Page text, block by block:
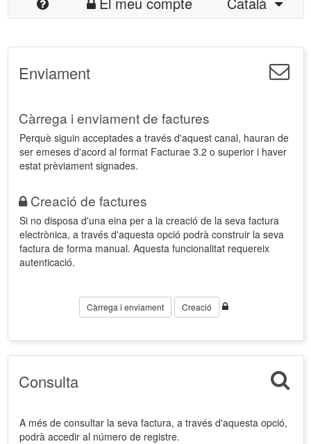
Enviament
Càrrega i enviament de factures
Perquè siguin acceptades a través d'aquest canal, hauran de
ser emeses d'acord al format Facturae 3.2 o superior i haver
estat prèviament signades.
Creació de factures
Si no disposa d'una eina per a la creació de la seva factura
electrònica, a través d'aquesta opció podrà construir la seva
factura de forma manual. Aquesta funcionalitat requereix
autenticació.
Càrrega i enviament Creació
Consulta
A més de consultar la seva factura, a través d'aquesta opció,
podrà accedir al número de registre.